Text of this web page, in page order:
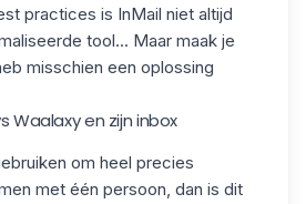
practices is InMail niet altijd
tool... Maar maak je
misschien een oplossing
Waalaxy en zijn inbox
om heel precies
met één persoon, dan is dit